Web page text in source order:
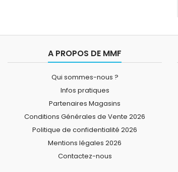
A PROPOS DE MMF
Qui sommes-nous ?
Infos pratiques
Partenaires Magasins
Conditions Générales de Vente 2026
Politique de confidentialité 2026
Mentions légales 2026
Contactez-nous